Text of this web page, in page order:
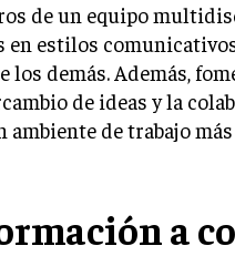
de un equipo
estilos
los demás. Además,
de ideas y la
de trabajo
a